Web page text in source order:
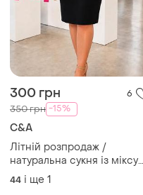
300 грн 6
350 грн -15%
C&A
Літній розпродаж /
натуральна сукня із міксу
бавовни і льону вкликого
розміру
44 і ще 1